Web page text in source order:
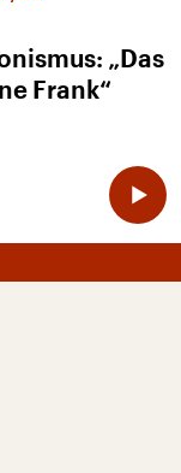
„Das
Frank“